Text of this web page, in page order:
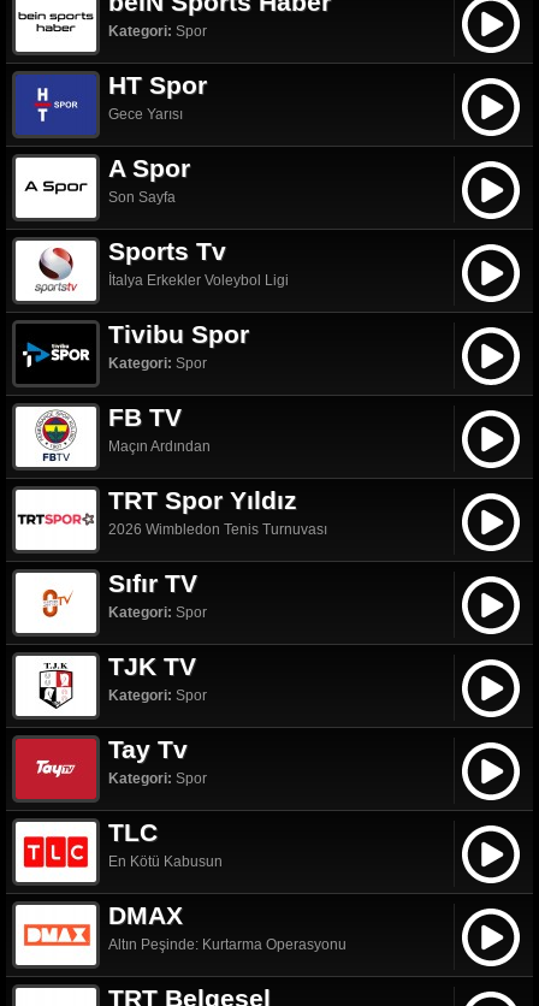
Kategori: Spor
HT Spor
Gece Yarısı
A Spor
Son Sayfa
Sports Tv
İtalya Erkekler Voleybol Ligi
Tivibu Spor
Kategori: Spor
FB TV
Maçın Ardından
TRT Spor Yıldız
2026 Wimbledon Tenis Turnuvası
Sıfır TV
Kategori: Spor
TJK TV
Kategori: Spor
Tay Tv
Kategori: Spor
TLC
En Kötü Kabusun
DMAX
Altın Peşinde: Kurtarma Operasyonu
TRT Belgesel